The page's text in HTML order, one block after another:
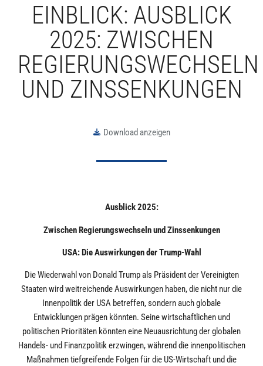
EINBLICK: AUSBLICK
2025: ZWISCHEN
REGIERUNGSWECHSELN
UND ZINSSENKUNGEN
Download anzeigen
Ausblick 2025:
Zwischen Regierungswechseln und Zinssenkungen
USA: Die Auswirkungen der Trump-Wahl
Die Wiederwahl von Donald Trump als Präsident der Vereinigten
Staaten wird weitreichende Auswirkungen haben, die nicht nur die
Innenpolitik der USA betreffen, sondern auch globale
Entwicklungen prägen könnten. Seine wirtschaftlichen und
politischen Prioritäten könnten eine Neuausrichtung der globalen
Handels- und Finanzpolitik erzwingen, während die innenpolitischen
Maßnahmen tiefgreifende Folgen für die US-Wirtschaft und die